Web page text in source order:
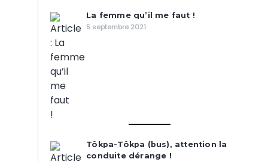
La femme qu’il me faut !
5 septembre 2021
Tôkpa-Tôkpa (bus), attention la
conduite dérange !